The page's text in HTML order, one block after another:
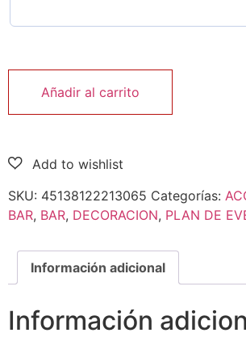
Añadir al carrito
SKU: 45138122213065 Categorías:
BAR, BAR, DECORACION, PLAN DE
Información adicional
Información